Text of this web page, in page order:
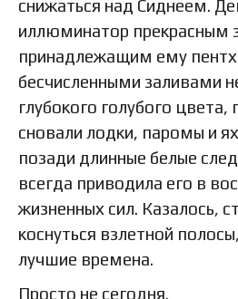
снижаться над Сиднеем.
иллюминатор прекрасным
принадлежащим ему
бесчисленными заливами
глубокого голубого
сновали лодки, паромы и
позади длинные белые
всегда приводила его в
жизненных сил. Казалось,
коснуться взлетной
лучшие времена.
Просто не сегодня.